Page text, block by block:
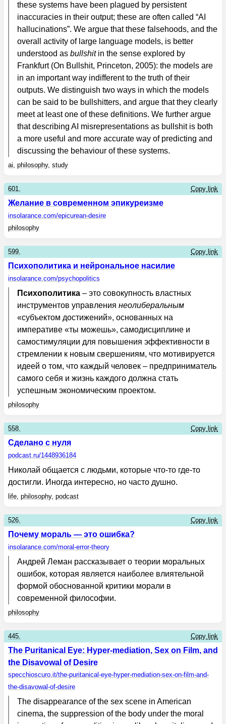
these systems have been plagued by persistent
inaccuracies in their output; these are often called “AI
hallucinations”. We argue that these falsehoods, and the
overall activity of large language models, is better
understood as bullshitin the sense explored by
Frankfurt (On Bullshit, Princeton, 2005): the models are
in an important way indifferent to the truth of their
outputs. We distinguish two ways in which the models
can be said to be bullshitters, and argue that they clearly
meet at least one of these definitions. We further argue
that describing AI misrepresentations as bullshit is both
a more useful and more accurate way of predicting and
discussing the behaviour of these systems.
ai, philosophy, study
601. Copy link
Желание в современном эпикуреизме
insolarance.com/epicurean-desire
philosophy
599. Copy link
Психополитика и нейрональное насилие
insolarance.com/psychopolitics
Психополитика – это совокупность властных
инструментов управления неолиберальным
«субъектом достижений», основанных на
императиве «ты можешь», самодисциплине и
самостимуляции для повышения эффективности в
стремлении к новым свершениям, что мотивируется
идеей о том, что каждый человек – предприниматель
самого себя и жизнь каждого должна стать
успешным экономическим проектом.
philosophy
558. Copy link
Сделано с нуля
podcast.ru/1448936184
Николай общается с людьми, которые что-то где-то
достигли. Иногда интересно, но часто душно.
life, philosophy, podcast
526. Copy link
Почему мораль — это ошибка?
insolarance.com/moral-error-theory
Андрей Леман рассказывает о теории моральных
ошибок, которая является наиболее влиятельной
формой обоснованной критики морали в
современной философии.
philosophy
445. Copy link
The Puritanical Eye: Hyper-mediation, Sex on Film, and
the Disavowal of Desire
specchioscuro.it/the-puritanical-eye-hyper-mediation-sex-on-film-and-
the-disavowal-of-desire
The disappearance of the sex scene in American
cinema, the suppression of the body under the moral